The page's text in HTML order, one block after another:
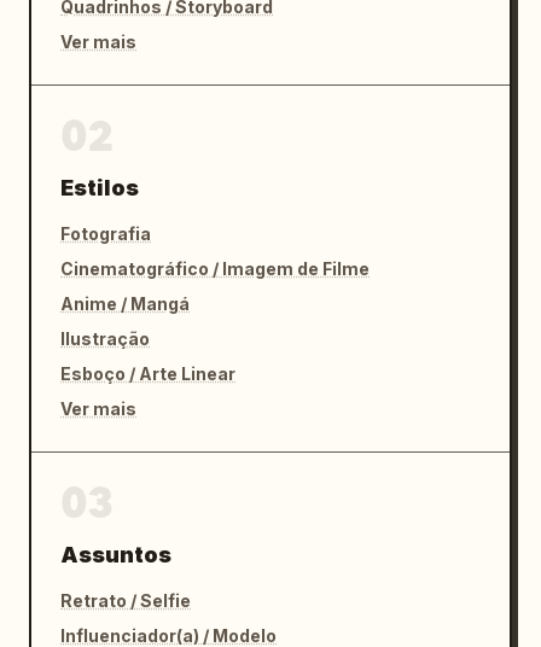
Quadrinhos / Storyboard
Ver mais
Estilos
Fotografia
Cinematográfico / Imagem de Filme
Anime / Mangá
Ilustração
Esboço / Arte Linear
Ver mais
Assuntos
Retrato / Selfie
Influenciador(a) / Modelo